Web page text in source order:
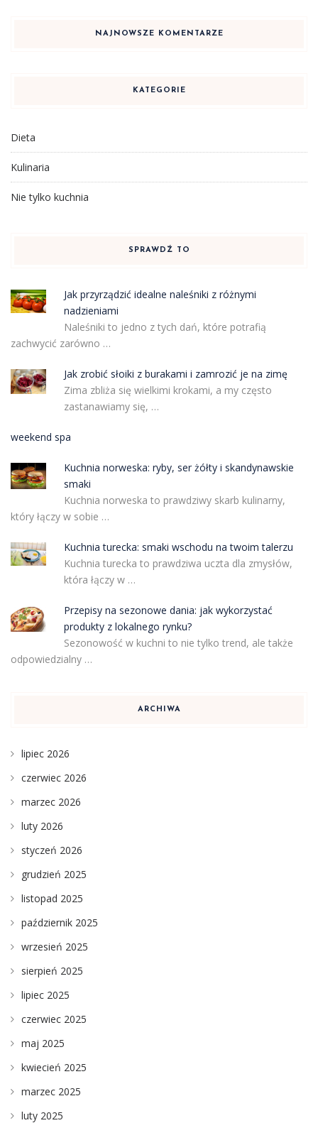
NAJNOWSZE KOMENTARZE
KATEGORIE
Dieta
Kulinaria
Nie tylko kuchnia
SPRAWDŹ TO
Jak przyrządzić idealne naleśniki z różnymi
nadzieniami
Naleśniki to jedno z tych dań, które potrafią
zachwycić zarówno …
Jak zrobić słoiki z burakami i zamrozić je na zimę
Zima zbliża się wielkimi krokami, a my często
zastanawiamy się, …
weekend spa
Kuchnia norweska: ryby, ser żółty i skandynawskie
smaki
Kuchnia norweska to prawdziwy skarb kulinarny,
który łączy w sobie …
Kuchnia turecka: smaki wschodu na twoim talerzu
Kuchnia turecka to prawdziwa uczta dla zmysłów,
która łączy w …
Przepisy na sezonowe dania: jak wykorzystać
produkty z lokalnego rynku?
Sezonowość w kuchni to nie tylko trend, ale także
odpowiedzialny …
ARCHIWA
lipiec 2026
czerwiec 2026
marzec 2026
luty 2026
styczeń 2026
grudzień 2025
listopad 2025
październik 2025
wrzesień 2025
sierpień 2025
lipiec 2025
czerwiec 2025
maj 2025
kwiecień 2025
marzec 2025
luty 2025